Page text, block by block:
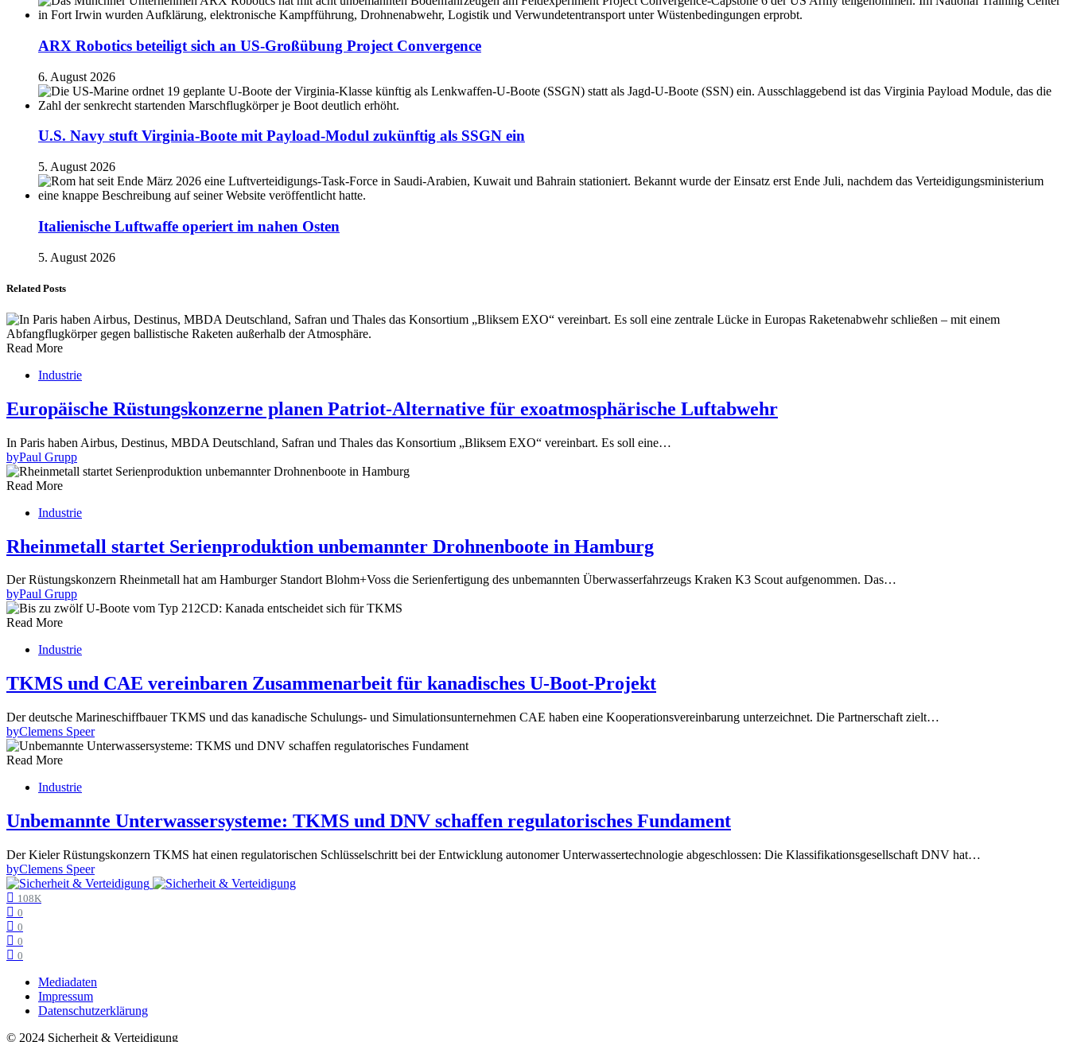
ARX Robotics beteiligt sich an US-Großübung Project Convergence
6. August 2026
U.S. Navy stuft Virginia-Boote mit Payload-Modul zukünftig als SSGN ein
5. August 2026
Italienische Luftwaffe operiert im nahen Osten
5. August 2026
Related Posts
Read More
Industrie
Europäische Rüstungskonzerne planen Patriot-Alternative für exoatmosphärische Luftabwehr
In Paris haben Airbus, Destinus, MBDA Deutschland, Safran und Thales das Konsortium „Bliksem EXO“ vereinbart. Es soll eine…
byPaul Grupp
Read More
Industrie
Rheinmetall startet Serienproduktion unbemannter Drohnenboote in Hamburg
Der Rüstungskonzern Rheinmetall hat am Hamburger Standort Blohm+Voss die Serienfertigung des unbemannten Überwasserfahrzeugs Kraken K3 Scout aufgenommen. Das…
byPaul Grupp
Read More
Industrie
TKMS und CAE vereinbaren Zusammenarbeit für kanadisches U-Boot-Projekt
Der deutsche Marineschiffbauer TKMS und das kanadische Schulungs- und Simulationsunternehmen CAE haben eine Kooperationsvereinbarung unterzeichnet. Die Partnerschaft zielt…
byClemens Speer
Read More
Industrie
Unbemannte Unterwassersysteme: TKMS und DNV schaffen regulatorisches Fundament
Der Kieler Rüstungskonzern TKMS hat einen regulatorischen Schlüsselschritt bei der Entwicklung autonomer Unterwassertechnologie abgeschlossen: Die Klassifikationsgesellschaft DNV hat…
byClemens Speer
108K
0
0
0
0
Mediadaten
Impressum
Datenschutzerklärung
© 2024 Sicherheit & Verteidigung